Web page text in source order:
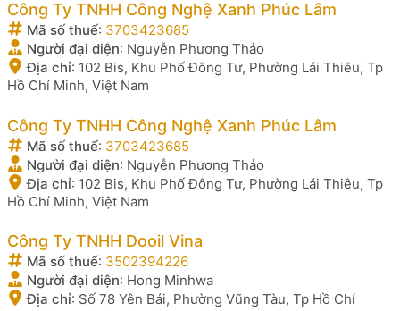
Công Ty TNHH Công Nghệ Xanh Phúc Lâm
Mã số thuế: 3703423685
Người đại diện: Nguyễn Phương Thảo
Địa chỉ: 102 Bis, Khu Phố Đông Tư, Phường Lái Thiêu, Tp
Hồ Chí Minh, Việt Nam
Công Ty TNHH Công Nghệ Xanh Phúc Lâm
Mã số thuế: 3703423685
Người đại diện: Nguyễn Phương Thảo
Địa chỉ: 102 Bis, Khu Phố Đông Tư, Phường Lái Thiêu, Tp
Hồ Chí Minh, Việt Nam
Công Ty TNHH Dooil Vina
Mã số thuế: 3502394226
Người đại diện: Hong Minhwa
Địa chỉ: Số 78 Yên Bái, Phường Vũng Tàu, Tp Hồ Chí